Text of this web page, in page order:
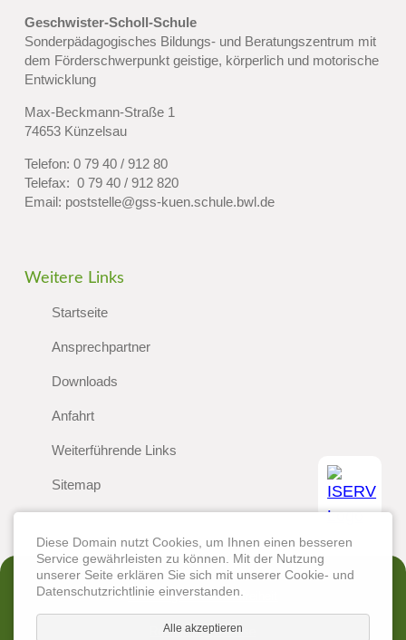
Geschwister-Scholl-Schule
Sonderpädagogisches Bildungs- und Beratungszentrum mit
dem Förderschwerpunkt geistige, körperlich und motorische
Entwicklung
Max-Beckmann-Straße 1
74653 Künzelsau
Telefon: 0 79 40 / 912 80
Telefax: 0 79 40 / 912 820
Email: poststelle@gss-kuen.schule.bwl.de
Weitere Links
Startseite
Ansprechpartner
Downloads
Anfahrt
Weiterführende Links
Sitemap
Erklärung zur Barrierefreiheit
Rechtliche Hinweise
Diese Domain nutzt Cookies, um Ihnen einen besseren
Service gewährleisten zu können. Mit der Nutzung
unserer Seite erklären Sie sich mit unserer Cookie- und
Datenschutzrichtlinie einverstanden.
Alle akzeptieren